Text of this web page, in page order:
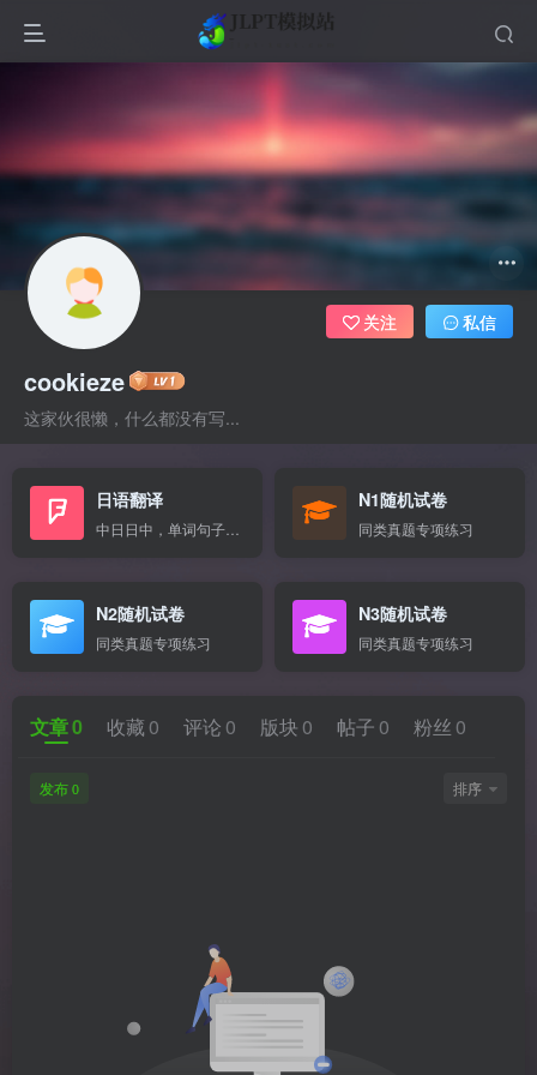
cookieze
这家伙很懒，什么都没有写...
关注 私信
日语翻译 N1随机试卷
同类真题专项练习
N2随机试卷
同类真题专项练习
N3随机试卷
同类真题专项练习
文章0 收藏 0 评论 0 版块 0 帖子 0 粉丝 0
发布 0 排序